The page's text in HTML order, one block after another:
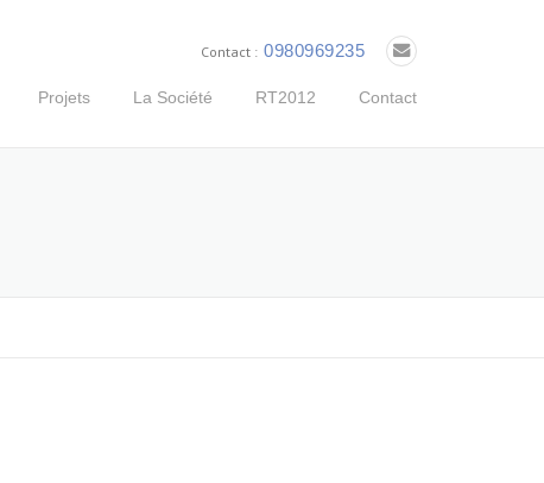
Contact : 0980969235
Projets La Société RT2012 Contact